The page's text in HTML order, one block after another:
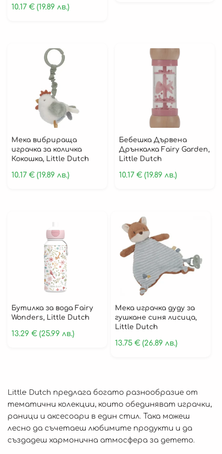
10.17 € (19.89 лв.)
Мека вибрираща
играчка за количка
Кокошка, Little Dutch
10.17 € (19.89 лв.)
Бебешка Дървена
Дрънкалка Fairy Garden,
Little Dutch
10.17€ (19.89 лв.)
Бутилка за вода Fairy
Wonders, Little Dutch
13.29 € (25.99 лв.)
Мека играчка дуду за
гушкане синя лисица,
Little Dutch
13.75 € (26.89 лв.)
Little Dutch предлага богато разнообразие от
тематични колекции, които обединяват играчки,
раници и аксесоари в един стил. Така можеш
лесно да съчетаеш любимите продукти и да
създадеш хармонична атмосфера за детето.